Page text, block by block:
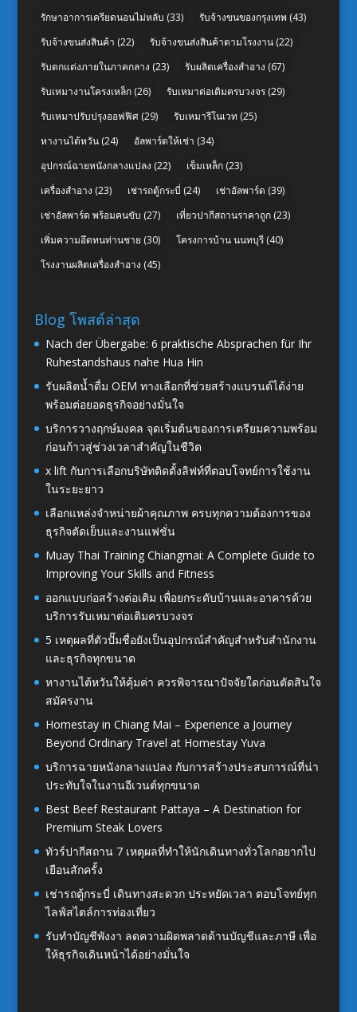
รักษาอาการเครียดนอนไม่หลับ (33) รับจ้างขนของกรุงเทพ (43)
รับจ้างขนส่งสินค้า (22) รับจ้างขนส่งสินค้าตามโรงงาน(22)
รับตกแต่งภายในภาคกลาง (23) รับผลิตเครื่องสำอาง (67)
รับเหมางานโครงเหล็ก(26) รับเหมาต่อเติมครบวงจร(29)
รับเหมาปรับปรุงออฟฟิศ(29) รับเหมารีโนเวท (25)
หางานไต้หวัน(24) อัลพาร์ดให้เช่า (34)
อุปกรณ์ฉายหนังกลางแปลง (22) เข็มเหล็ก(23)
เครื่องสำอาง (23) เช่ารถตู้กระบี่ (24) เช่าอัลพาร์ด (39)
เช่าอัลพาร์ด พร้อมคนขับ (27) เที่ยวปากีสถานราคาถูก(23)
เพิ่มความอึดทนท่านชาย (30) โครงการบ้าน นนทบุรี(40)
โรงงานผลิตเครื่องสำอาง (45)
Blog โพสต์ล่าสุด
Nach der Übergabe: 6 praktische Absprachen für Ihr
Ruhestandshaus nahe Hua Hin
รับผลิตน้ำดื่ม OEM ทางเลือกที่ช่วยสร้างแบรนด์ได้ง่าย
พร้อมต่อยอดธุรกิจอย่างมั่นใจ
บริการวางฤกษ์มงคล จุดเริ่มต้นของการเตรียมความพร้อม
ก่อนก้าวสู่ช่วงเวลาสำคัญในชีวิต
x lift กับการเลือกบริษัทติดตั้งลิฟท์ที่ตอบโจทย์การใช้งาน
ในระยะยาว
เลือกแหล่งจำหน่ายผ้าคุณภาพ ครบทุกความต้องการของ
ธุรกิจตัดเย็บและงานแฟชั่น
Muay Thai Training Chiangmai: A Complete Guide to
Improving Your Skills and Fitness
ออกแบบก่อสร้างต่อเติม เพื่อยกระดับบ้านและอาคารด้วย
บริการรับเหมาต่อเติมครบวงจร
5 เหตุผลที่ตัวปั๊มชื่อยังเป็นอุปกรณ์สำคัญสำหรับสำนักงาน
และธุรกิจทุกขนาด
หางานไต้หวันให้คุ้มค่า ควรพิจารณาปัจจัยใดก่อนตัดสินใจ
สมัครงาน
Homestay in Chiang Mai – Experience a Journey
Beyond Ordinary Travel at Homestay Yuva
บริการฉายหนังกลางแปลง กับการสร้างประสบการณ์ที่น่า
ประทับใจในงานอีเวนต์ทุกขนาด
Best Beef Restaurant Pattaya – A Destination for
Premium Steak Lovers
ทัวร์ปากีสถาน 7 เหตุผลที่ทำให้นักเดินทางทั่วโลกอยากไป
เยือนสักครั้ง
เช่ารถตู้กระบี่ เดินทางสะดวก ประหยัดเวลา ตอบโจทย์ทุก
ไลฟ์สไตล์การท่องเที่ยว
รับทำบัญชีพังงา ลดความผิดพลาดด้านบัญชีและภาษี เพื่อ
ให้ธุรกิจเดินหน้าได้อย่างมั่นใจ